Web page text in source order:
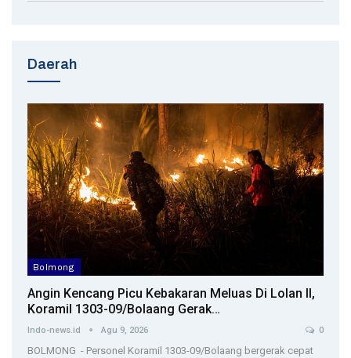
Daerah
Bolmong
Angin Kencang Picu Kebakaran Meluas Di Lolan II,
Koramil 1303-09/Bolaang Gerak…
Indo-news.id Agu 9, 2026 0
BOLMONG - Personel Koramil 1303-09/Bolaang bergerak cepat